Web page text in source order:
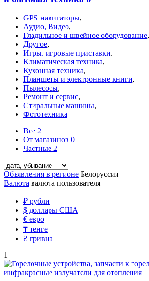
GPS-навигаторы,
Аудио, Видео,
Гладильное и швейное оборудование,
Другое,
Игры, игровые приставки,
Климатическая техника,
Кухонная техника,
Планшеты и электронные книги,
Пылесосы,
Ремонт и сервис,
Стиральные машины,
Фототехника
Все 2
От магазинов 0
Частные 2
Объявления в регионе Белоруссия
Валюта валюта пользователя
₽ рубли
$ доллары США
€ евро
₸ тенге
₴ гривна
1